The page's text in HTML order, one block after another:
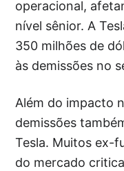
operacional,
nível sênior. A
350 milhões de
às demissões no
Além do impacto
demissões
Tesla. Muitos ex-
do mercado